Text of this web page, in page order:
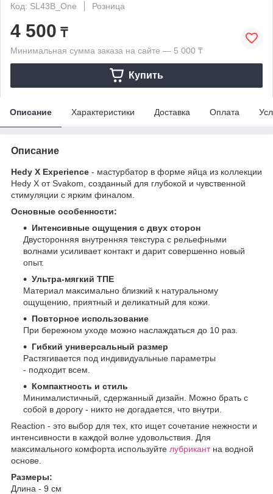
Код: SL43B_One
Розница
4 500 ₸
Минимальная сумма заказа на сайте — 5 000 ₸
Купить
Описание Характеристики Доставка Оплата
Описание
Hedy X Experience - мастурбатор в форме яйца из коллекции
Hedy X от Svakom, созданный для глубокой и чувственной
стимуляции с ярким финалом.
Основные особенности:
Интенсивные ощущения с двух сторон
Двусторонняя внутренняя текстура с рельефными
волнами усиливает контакт и дарит совершенно новый
опыт.
Ультра-мягкий ТПЕ
Материал максимально близкий к натуральному
ощущению, приятный и деликатный для кожи.
Повторное использование
При бережном уходе можно наслаждаться до 10 раз.
Гибкий универсальный размер
Растягивается под индивидуальные параметры
- подходит всем.
Компактность и стиль
Минималистичный, сдержанный дизайн. Можно брать с
собой в дорогу - никто не догадается, что внутри.
Reaction - это выбор для тех, кто ищет сочетание нежности и
интенсивности в каждой волне удовольствия. Для
максимального комфорта используйте лубрикантна водной
основе.
Размеры:
Длина - 9 см